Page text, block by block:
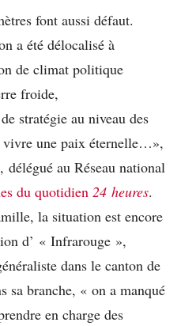
font aussi défaut.
a été délocalisé à
de climat politique
froide,
stratégie au niveau des
vivre une paix éternelle…»,
au Réseau national
du quotidien 24 heures.
la situation est encore
d’ « Infrarouge »,
dans le canton de
sa branche, « on a manqué
en charge des